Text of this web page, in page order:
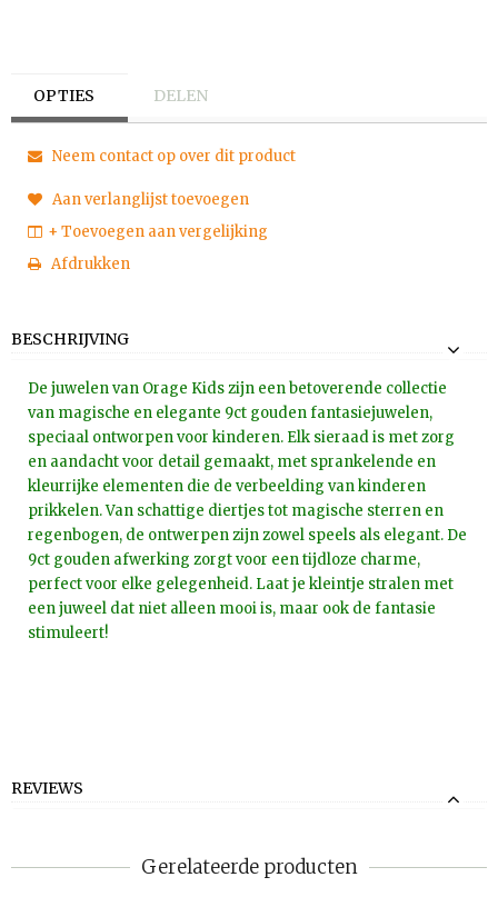
OPTIES DELEN
Neem contact op over dit product
Aan verlanglijst toevoegen
+ Toevoegen aan vergelijking
Afdrukken
BESCHRIJVING
De juwelen van Orage Kids zijn een betoverende collectie
van magische en elegante 9ct gouden fantasiejuwelen,
speciaal ontworpen voor kinderen. Elk sieraad is met zorg
en aandacht voor detail gemaakt, met sprankelende en
kleurrijke elementen die de verbeelding van kinderen
prikkelen. Van schattige diertjes tot magische sterren en
regenbogen, de ontwerpen zijn zowel speels als elegant. De
9ct gouden afwerking zorgt voor een tijdloze charme,
perfect voor elke gelegenheid. Laat je kleintje stralen met
een juweel dat niet alleen mooi is, maar ook de fantasie
stimuleert!
REVIEWS
Gerelateerde producten